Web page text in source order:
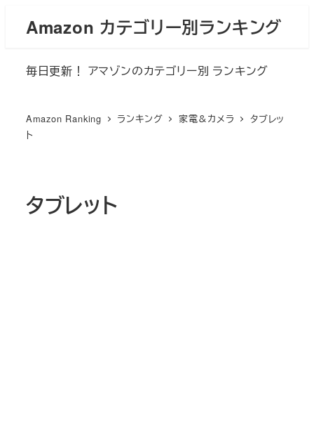
Amazon カテゴリー別ランキング
毎日更新！ アマゾンのカテゴリー別 ランキング
Amazon Ranking ランキング 家電＆カメラ
タブレッ
ト
タブレット